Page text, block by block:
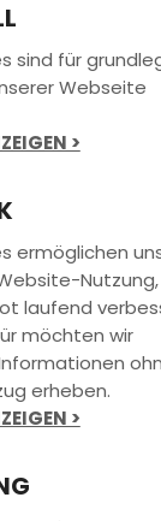
NEWS
sind für
Webseite
>
ermöglichen
laufend
möchten wir
erheben.
>